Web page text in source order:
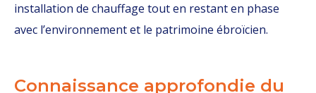
installation de chauffage tout en restant en phase
avec l’environnement et le patrimoine ébroïcien.
Connaissance approfondie du